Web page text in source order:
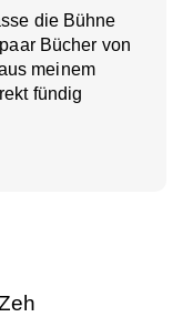
die Bühne
Bücher von
meinem
fündig